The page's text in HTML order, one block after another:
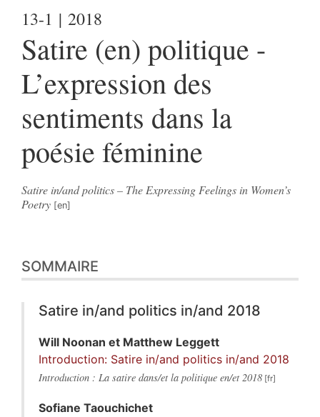
13-1 | 2018
Satire (en) politique -
L’expression des
sentiments dans la
poésie féminine
Satire in/and politics – The Expressing Feelings in Women’s
Poetry
SOMMAIRE
Satire in/and politics in/and 2018
Will Noonan et Matthew Leggett
Introduction: Satire in/and politics in/and 2018
Introduction : La satire dans/et la politique en/et 2018
Sofiane Taouchichet